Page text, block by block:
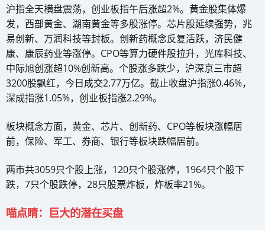
沪指全天横盘震荡，创业板指午后涨超2%。黄金股集体爆
发，西部黄金、湖南黄金等多股涨停。芯片股延续强势，兆
易创新、万润科技等封板。创新药概念反复活跃，济民健
康、康辰药业等涨停。CPO等算力硬件股拉升，光库科技、
中际旭创涨超10%创新高。个股涨多跌少，沪深京三市超
3200股飘红，今日成交2.77万亿。截止收盘沪指涨0.46%，
深成指涨1.05%，创业板指涨2.29%。
板块概念方面，黄金、芯片、创新药、CPO等板块涨幅居
前，保险、军工、券商、银行等板块跌幅居前。
两市共3059只个股上涨，120只个股涨停，1964只个股下
跌，7只个股跌停，28只股票炸板，炸板率21%。
喵点睛：巨大的潜在买盘